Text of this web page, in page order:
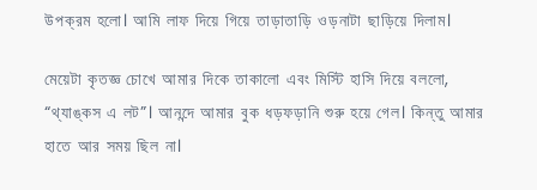
উপক্রম হলো। আমি লাফ দিয়ে গিয়ে তাড়াতাড়ি ওড়নাটা ছাড়িয়ে দিলাম।
মেয়েটা কৃতজ্ঞ চোখে আমার দিকে তাকালো এবং মিস্টি হাসি দিয়ে বললো,
“থ্যাঙ্কস এ লট”। আনন্দে আমার বুক ধড়ফড়ানি শুরু হয়ে গেল। কিন্তু আমার
হাতে আর সময় ছিল না।